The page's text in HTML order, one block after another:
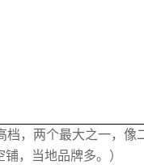
档 ，两个最大之一，像
，当地品牌多。 ）